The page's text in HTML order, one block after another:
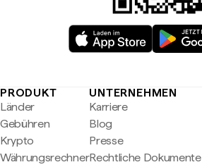
PRODUKT
Länder
Gebühren
Krypto
Währungsrechner
UNTERNEHMEN
Karriere
Blog
Presse
Rechtliche Dokumente